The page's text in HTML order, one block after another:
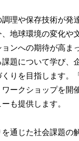
理や保存技術が発
地球環境の変化や
ンへの期待が高
題について学び、
りを目指します。
ークショップを開
も提供します。
通じた社会課題の